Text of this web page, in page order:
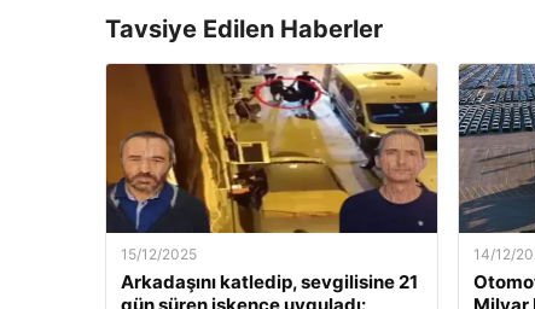
Tavsiye Edilen Haberler
15/12/2025
Arkadaşını katledip, sevgilisine 21
14/12/